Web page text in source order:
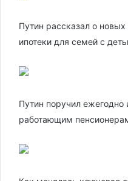
Путин рассказал о
ипотеки для семей с
Путин поручил ежегодно
работающим